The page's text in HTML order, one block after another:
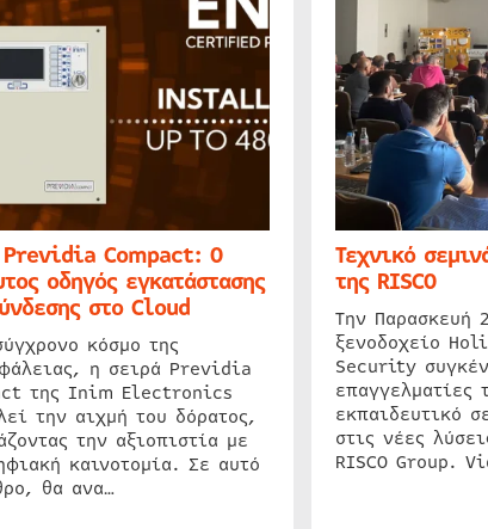
Compact: Ο
οδηγός εγκατάστασης
στο Cloud
κόσμο της
η σειρά Previdia
της Inim Electronics
την αιχμή του δόρατος,
την αξιοπιστία με
καινοτομία. Σε αυτό
θα ανα…
Τεχνικό
της RISCO
Την Παρασκευή
ξενοδοχείο
Security
επαγγελματίες
εκπαιδευτικό
στις νέες
RISCO Group.